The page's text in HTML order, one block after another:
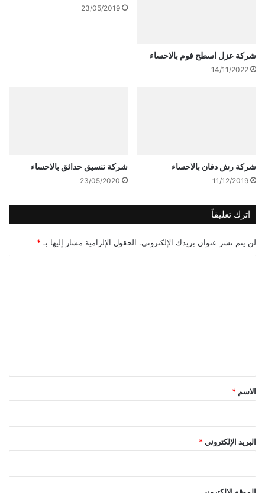
شركة عزل اسطح فوم بالاحساء
14/11/2022
23/05/2019
شركة رش دفان بالاحساء
11/12/2019
شركة تنسيق حدائق بالاحساء
23/05/2020
اترك تعليقاً
لن يتم نشر عنوان بريدك الإلكتروني. الحقول الإلزامية مشار إليها بـ *
*
الاسم *
البريد الإلكتروني *